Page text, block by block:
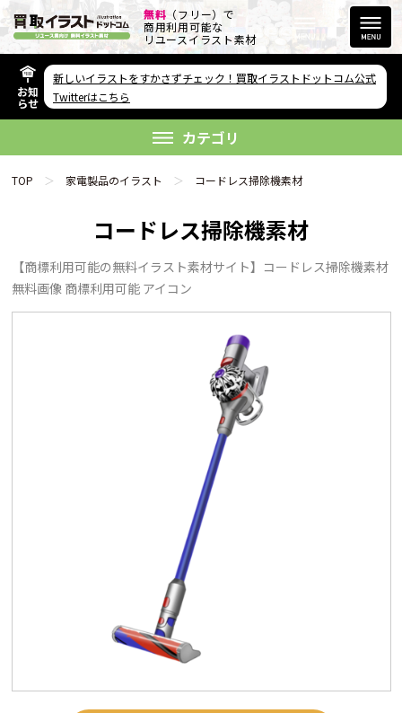
無料 （フリー）で
商用利用可能な
リユースイラスト素材
欲しい素材が無い方へ
リンクをコピー
利用規約
プライバシーポリシー
私たちについて
お問い合わせ
お知
らせ
新しいイラストをすかさずチェック！買取イラストドットコム公式
Twitterはこちら
カテゴリ
TOP 家電製品のイラスト コードレス掃除機素材
コードレス掃除機素材
【商標利用可能の無料イラスト素材サイト】コードレス掃除機素材
無料画像 商標利用可能 アイコン